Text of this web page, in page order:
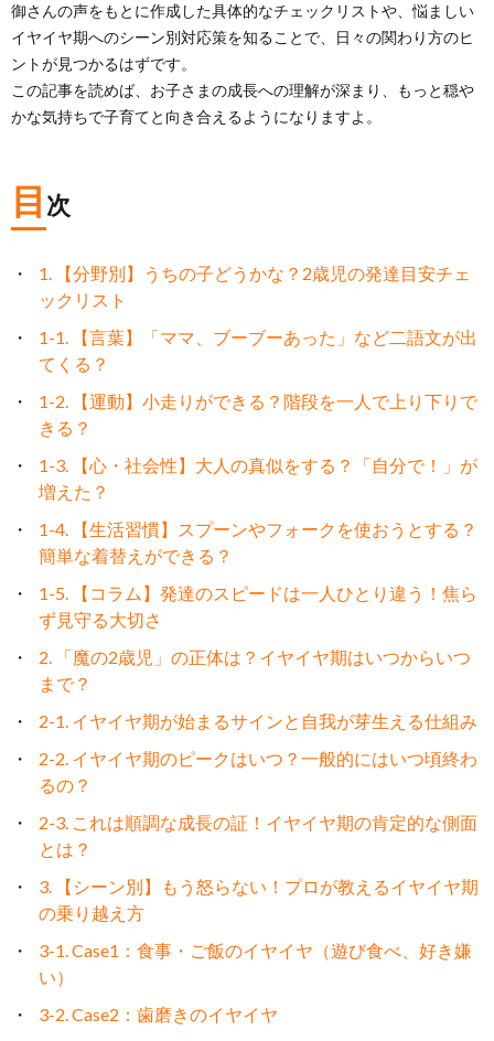
御さんの声をもとに作成した具体的なチェックリストや、悩ましい
イヤイヤ期へのシーン別対応策を知ることで、日々の関わり方のヒ
ントが見つかるはずです。
この記事を読めば、お子さまの成長への理解が深まり、もっと穏や
かな気持ちで子育てと向き合えるようになりますよ。
目 次
1. 【分野別】うちの子どうかな？2歳児の発達目安チェ
ックリスト
1-1. 【言葉】「ママ、ブーブーあった」など二語文が出
てくる？
1-2. 【運動】小走りができる？階段を一人で上り下りで
きる？
1-3. 【心・社会性】大人の真似をする？「自分で！」が
増えた？
1-4. 【生活習慣】スプーンやフォークを使おうとする？
簡単な着替えができる？
1-5. 【コラム】発達のスピードは一人ひとり違う！焦ら
ず見守る大切さ
2. 「魔の2歳児」の正体は？イヤイヤ期はいつからいつ
まで？
2-1. イヤイヤ期が始まるサインと自我が芽生える仕組み
2-2. イヤイヤ期のピークはいつ？一般的にはいつ頃終わ
るの？
2-3. これは順調な成長の証！イヤイヤ期の肯定的な側面
とは？
3. 【シーン別】もう怒らない！プロが教えるイヤイヤ期
の乗り越え方
3-1. Case1：食事・ご飯のイヤイヤ（遊び食べ、好き嫌
い）
3-2. Case2：歯磨きのイヤイヤ